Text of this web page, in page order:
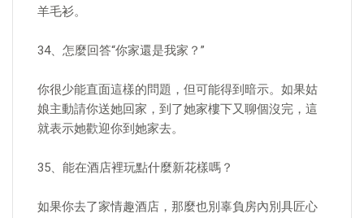
羊毛衫。
34、怎麼回答“你家還是我家？”
你很少能直面這樣的問題，但可能得到暗示。如果姑
娘主動請你送她回家，到了她家樓下又聊個沒完，這
就表示她歡迎你到她家去。
35、能在酒店裡玩點什麼新花樣嗎？
如果你去了家情趣酒店，那麼也別辜負房內別具匠心